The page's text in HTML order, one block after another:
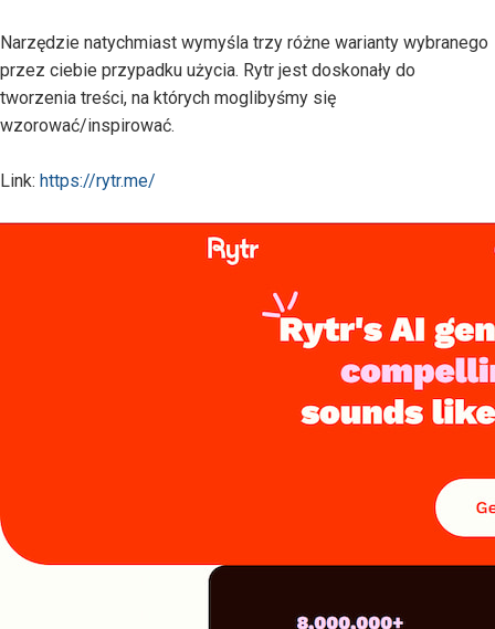
Narzędzie natychmiast wymyśla trzy różne warianty wybranego
przez ciebie przypadku użycia. Rytr jest doskonały do
tworzenia treści, na których moglibyśmy się
wzorować/inspirować.
Link: https://rytr.me/